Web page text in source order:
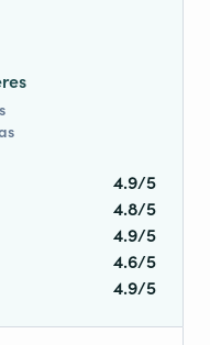
4.9/5
4.8/5
4.9/5
4.6/5
4.9/5